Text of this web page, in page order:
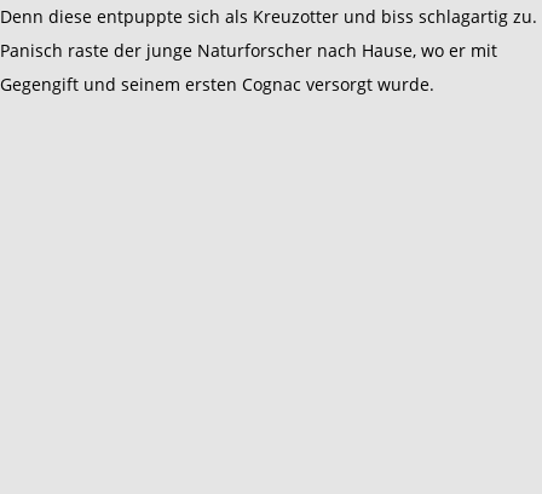
Denn diese entpuppte sich als Kreuzotter und biss schlagartig zu.
Panisch raste der junge Naturforscher nach Hause, wo er mit
Gegengift und seinem ersten Cognac versorgt wurde.